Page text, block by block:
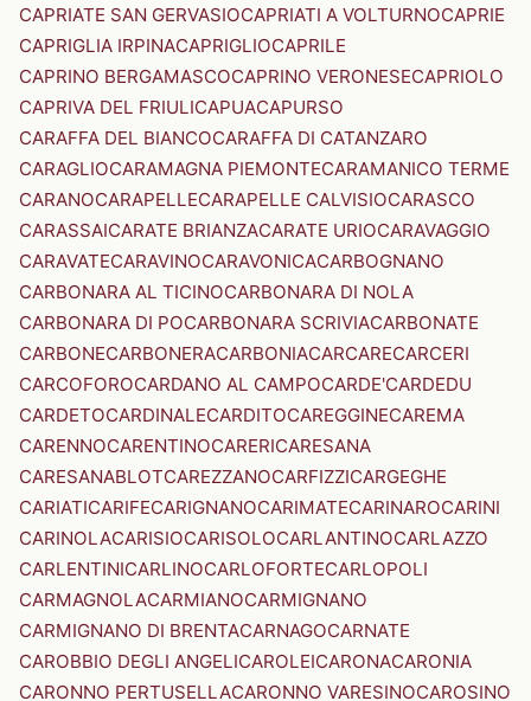
CAPRIATE SAN GERVASIOCAPRIATI A VOLTURNOCAPRIE
CAPRIGLIA IRPINACAPRIGLIOCAPRILE
CAPRINO BERGAMASCOCAPRINO VERONESECAPRIOLO
CAPRIVA DEL FRIULICAPUACAPURSO
CARAFFA DEL BIANCOCARAFFA DI CATANZARO
CARAGLIOCARAMAGNA PIEMONTECARAMANICO TERME
CARANOCARAPELLECARAPELLE CALVISIOCARASCO
CARASSAICARATE BRIANZACARATE URIOCARAVAGGIO
CARAVATECARAVINOCARAVONICACARBOGNANO
CARBONARA AL TICINOCARBONARA DI NOLA
CARBONARA DI POCARBONARA SCRIVIACARBONATE
CARBONECARBONERACARBONIACARCARECARCERI
CARCOFOROCARDANO AL CAMPOCARDE'CARDEDU
CARDETOCARDINALECARDITOCAREGGINECAREMA
CARENNOCARENTINOCARERICARESANA
CARESANABLOTCAREZZANOCARFIZZICARGEGHE
CARIATICARIFECARIGNANOCARIMATECARINAROCARINI
CARINOLACARISIOCARISOLOCARLANTINOCARLAZZO
CARLENTINICARLINOCARLOFORTECARLOPOLI
CARMAGNOLACARMIANOCARMIGNANO
CARMIGNANO DI BRENTACARNAGOCARNATE
CAROBBIO DEGLI ANGELICAROLEICARONACARONIA
CARONNO PERTUSELLACARONNO VARESINOCAROSINO